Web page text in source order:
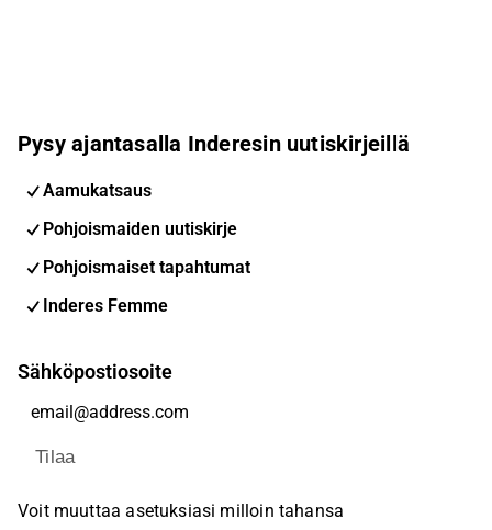
Pysy ajantasalla Inderesin uutiskirjeillä
Aamukatsaus
Pohjoismaiden uutiskirje
Pohjoismaiset tapahtumat
Inderes Femme
Sähköpostiosoite
Tilaa
Voit muuttaa asetuksiasi milloin tahansa